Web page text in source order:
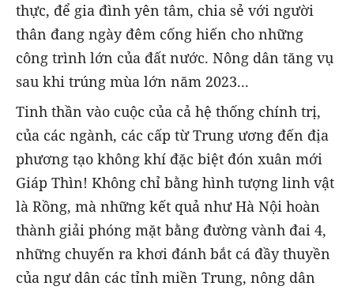
thực, để gia đình yên tâm, chia sẻ với người
thân đang ngày đêm cống hiến cho những
công trình lớn của đất nước. Nông dân tăng vụ
sau khi trúng mùa lớn năm 2023...
Tinh thần vào cuộc của cả hệ thống chính trị,
của các ngành, các cấp từ Trung ương đến địa
phương tạo không khí đặc biệt đón xuân mới
Giáp Thìn! Không chỉ bằng hình tượng linh vật
là Rồng, mà những kết quả như Hà Nội hoàn
thành giải phóng mặt bằng đường vành đai 4,
những chuyến ra khơi đánh bắt cá đầy thuyền
của ngư dân các tỉnh miền Trung, nông dân